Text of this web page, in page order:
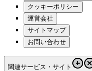
クッキーポリシー
運営会社
サイトマップ
お問い合わせ
関連サービス・サイト